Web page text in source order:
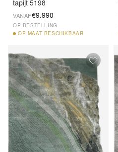
tapijt 5198
VANAF€9.990
OP BESTELLING
OP MAAT BESCHIKBAAR